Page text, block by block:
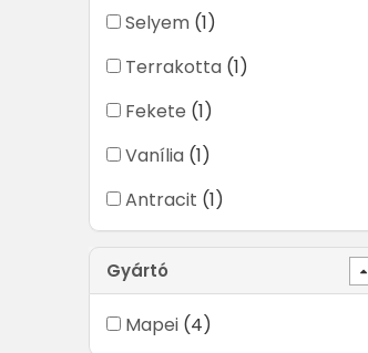
Selyem (1)
Terrakotta (1)
Fekete (1)
Vanília (1)
Antracit (1)
Gyártó
Mapei (4)